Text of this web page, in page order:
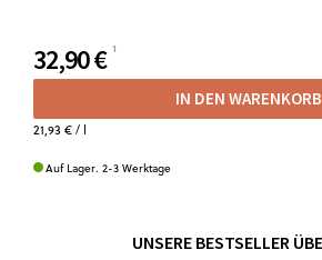
32,90 €
IN DEN WARENKORB
21,93 €/ l
Auf Lager. 2-3 Werktage
UNSERE BESTSELLER